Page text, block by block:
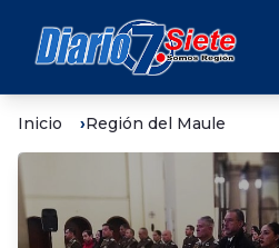
Inicio Región del Maule